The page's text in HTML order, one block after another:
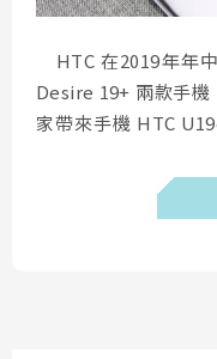
HTC 在2019年年
Desire 19+ 兩款手
家帶來手機 HTC
機 HTC U19e。
電池續航持久力非常